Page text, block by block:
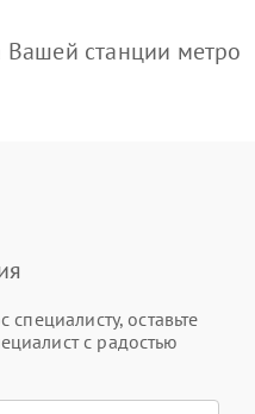
станции метро
специалисту, оставьте
с радостью